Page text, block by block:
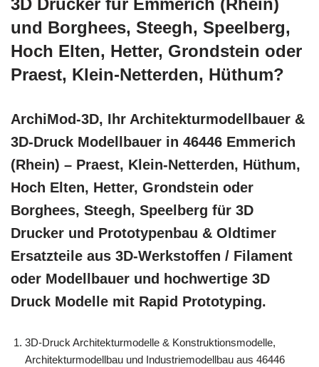
3D Drucker für Emmerich (Rhein)
und Borghees, Steegh, Speelberg,
Hoch Elten, Hetter, Grondstein oder
Praest, Klein-Netterden, Hüthum?
ArchiMod-3D, Ihr Architekturmodellbauer &
3D-Druck Modellbauer in 46446 Emmerich
(Rhein) – Praest, Klein-Netterden, Hüthum,
Hoch Elten, Hetter, Grondstein oder
Borghees, Steegh, Speelberg für 3D
Drucker und Prototypenbau & Oldtimer
Ersatzteile aus 3D-Werkstoffen / Filament
oder Modellbauer und hochwertige 3D
Druck Modelle mit Rapid Prototyping.
3D-Druck Architekturmodelle & Konstruktionsmodelle,
Architekturmodellbau und Industriemodellbau aus 46446